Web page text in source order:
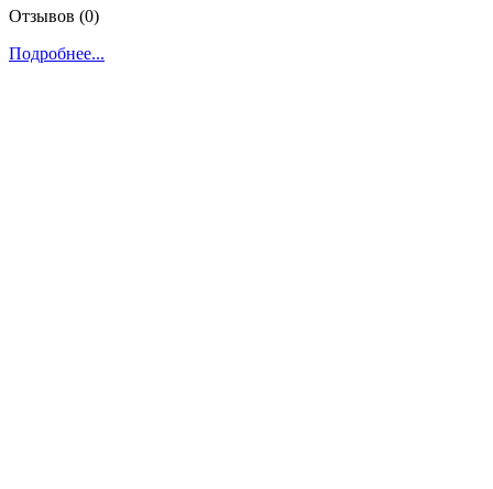
Отзывов (0)
Подробнее...